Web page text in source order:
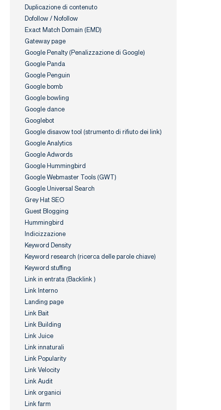
Duplicazione di contenuto
Dofollow / Nofollow
Exact Match Domain (EMD)
Gateway page
Google Penalty (Penalizzazione di Google)
Google Panda
Google Penguin
Google bomb
Google bowling
Google dance
Googlebot
Google disavow tool (strumento di rifiuto dei link)
Google Analytics
Google Adwords
Google Hummingbird
Google Webmaster Tools (GWT)
Google Universal Search
Grey Hat SEO
Guest Blogging
Hummingbird
Indicizzazione
Keyword Density
Keyword research (ricerca delle parole chiave)
Keyword stuffing
Link in entrata (Backlink )
Link Interno
Landing page
Link Bait
Link Building
Link Juice
Link innaturali
Link Popularity
Link Velocity
Link Audit
Link organici
Link farm